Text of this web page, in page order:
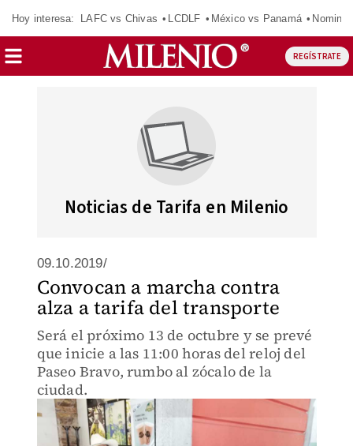
Hoy interesa: LAFC vs Chivas LCDLF México vs Panamá
REGÍSTRATE
Noticias de Tarifa en Milenio
09.10.2019/
Convocan a marcha contra
alza a tarifa del transporte
Será el próximo 13 de octubre y se prevé
que inicie a las 11:00 horas del reloj del
Paseo Bravo, rumbo al zócalo de la
ciudad.